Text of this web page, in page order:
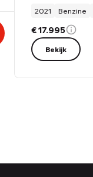
2021
Benzine
€ 17.995
Bekijk